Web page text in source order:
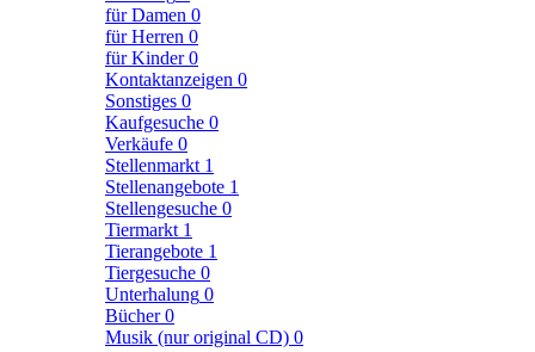
für Damen 0
für Herren 0
für Kinder0
Kontaktanzeigen 0
Sonstiges 0
Kaufgesuche 0
Verkäufe 0
Stellenmarkt 1
Stellenangebote 1
Stellengesuche 0
Tiermarkt 1
Tierangebote 1
Tiergesuche 0
Unterhalung 0
Bücher0
Musik (nur original CD) 0